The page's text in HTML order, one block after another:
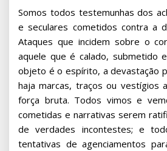
Somos todos testemunhas dos
e seculares cometidos contra a
Ataques que incidem sobre o
aquele que é calado, submetido
objeto é o espírito, a devastação
haja marcas, traços ou vestígios
força bruta. Todos vimos e
cometidas e narrativas serem
de verdades incontestes; e
tentativas de agenciamentos